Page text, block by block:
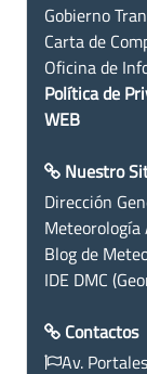
Gobierno
Carta de
Oficina de
Política de
WEB
Nuestro
Dirección
Blog de
IDE DMC
Contactos
Av.